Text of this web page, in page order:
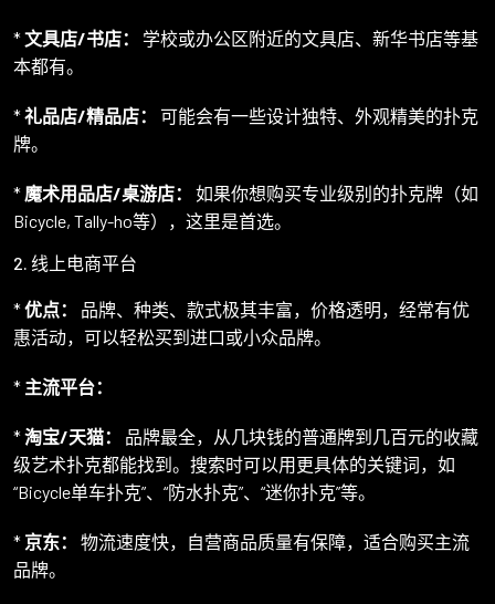
*文具店/书店：
学校或办公区附近的文具店、新华书店等基
本都有。
*礼品店/精品店：
可能会有一些设计独特、外观精美的扑克
牌。
* 魔术用品店/桌游店：
如果你想购买专业级别的扑克牌（如
Bicycle, Tally-ho等），这里是首选。
2. 线上电商平台
*优点：
品牌、种类、款式极其丰富，价格透明，经常有优
惠活动，可以轻松买到进口或小众品牌。
* 主流平台：
*淘宝/天猫：
品牌最全，从几块钱的普通牌到几百元的收藏
级艺术扑克都能找到。搜索时可以用更具体的关键词，如
“Bicycle单车扑克”、“防水扑克”、“迷你扑克”等。
* 京东：
物流速度快，自营商品质量有保障，适合购买主流
品牌。